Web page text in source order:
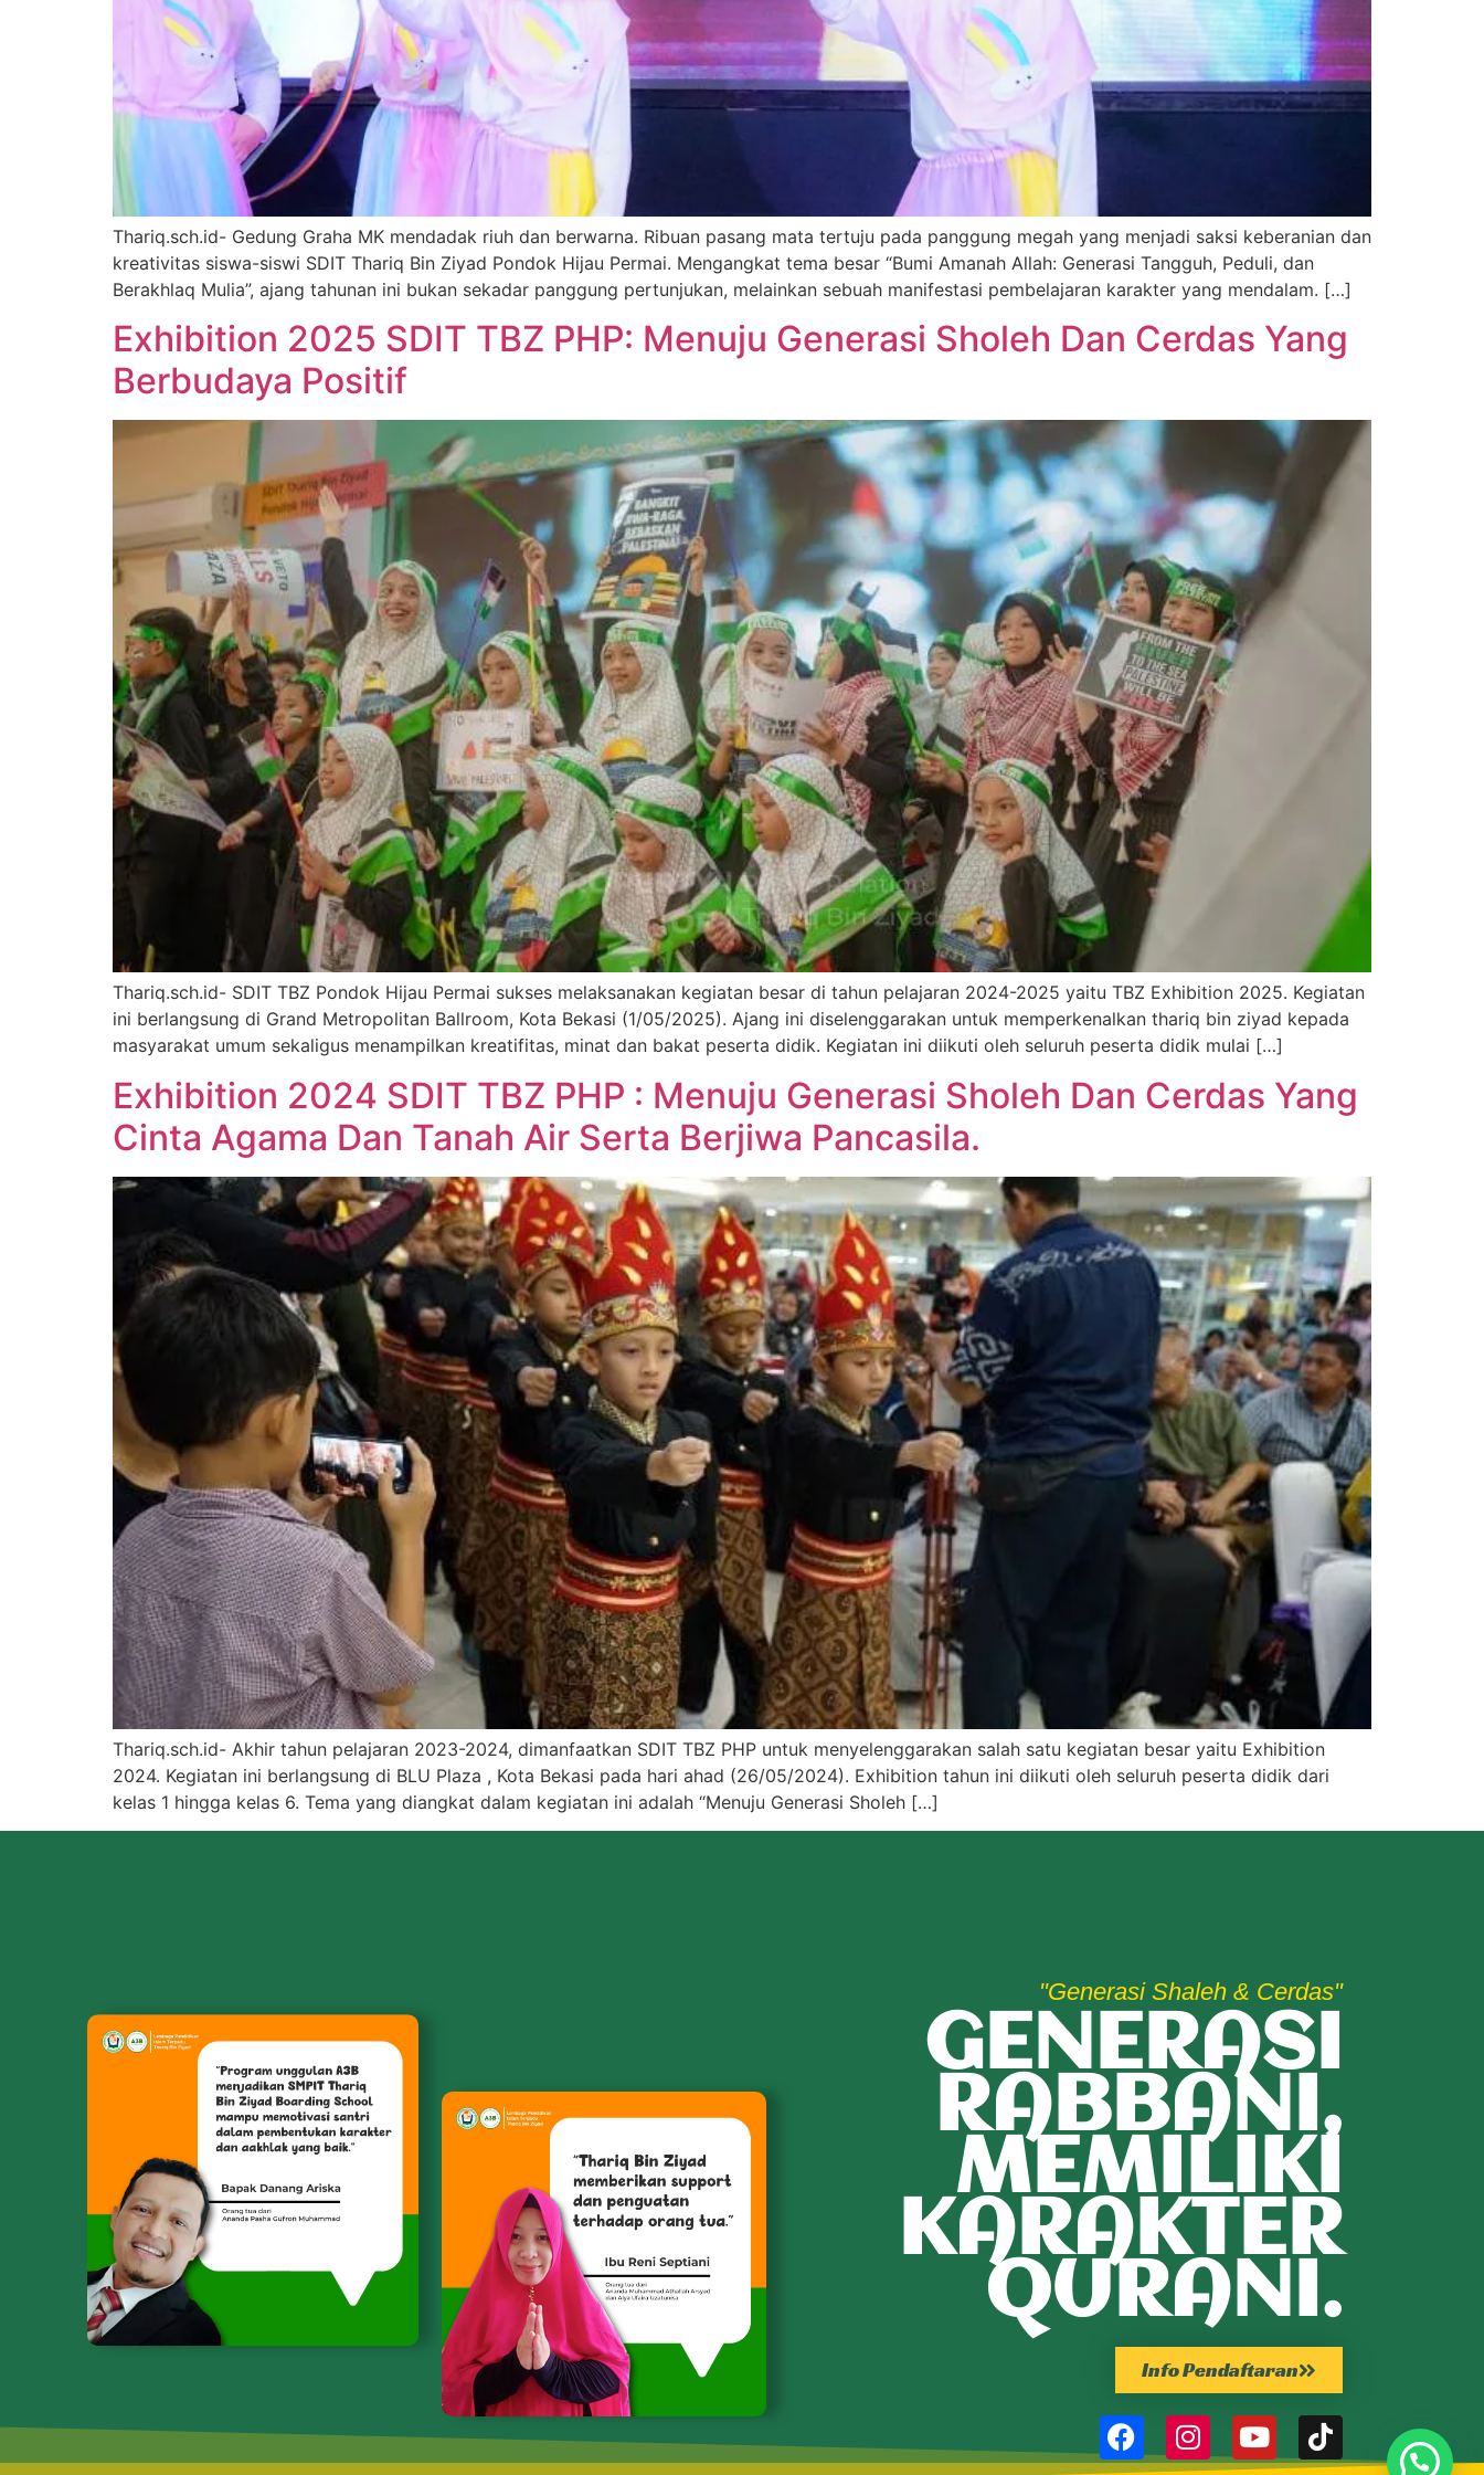
Thariq.sch.id- Gedung Graha MK mendadak riuh dan berwarna. Ribuan pasang mata tertuju pada panggung megah yang menjadi saksi keberanian dan
kreativitas siswa-siswi SDIT Thariq Bin Ziyad Pondok Hijau Permai. Mengangkat tema besar “Bumi Amanah Allah: Generasi Tangguh, Peduli, dan
Berakhlaq Mulia”, ajang tahunan ini bukan sekadar panggung pertunjukan, melainkan sebuah manifestasi pembelajaran karakter yang mendalam. […]
Exhibition 2025 SDIT TBZ PHP: Menuju Generasi Sholeh Dan Cerdas Yang
Berbudaya Positif
Thariq.sch.id- SDIT TBZ Pondok Hijau Permai sukses melaksanakan kegiatan besar di tahun pelajaran 2024-2025 yaitu TBZ Exhibition 2025. Kegiatan
ini berlangsung di Grand Metropolitan Ballroom, Kota Bekasi (1/05/2025). Ajang ini diselenggarakan untuk memperkenalkan thariq bin ziyad kepada
masyarakat umum sekaligus menampilkan kreatifitas, minat dan bakat peserta didik. Kegiatan ini diikuti oleh seluruh peserta didik mulai […]
Exhibition 2024 SDIT TBZ PHP : Menuju Generasi Sholeh Dan Cerdas Yang
Cinta Agama Dan Tanah Air Serta Berjiwa Pancasila.
Thariq.sch.id- Akhir tahun pelajaran 2023-2024, dimanfaatkan SDIT TBZ PHP untuk menyelenggarakan salah satu kegiatan besar yaitu Exhibition
2024. Kegiatan ini berlangsung di BLU Plaza , Kota Bekasi pada hari ahad (26/05/2024). Exhibition tahun ini diikuti oleh seluruh peserta didik dari
kelas 1 hingga kelas 6. Tema yang diangkat dalam kegiatan ini adalah “Menuju Generasi Sholeh […]
"Generasi Shaleh & Cerdas"
GENERASI
RABBANI,
MEMILIKI
KARAKTER
QURANI.
Info Pendaftaran